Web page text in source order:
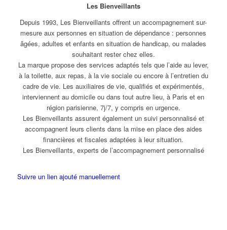
Les Bienveillants
Depuis 1993, Les Bienveillants offrent un accompagnement sur-
mesure aux personnes en situation de dépendance : personnes
âgées, adultes et enfants en situation de handicap, ou malades
souhaitant rester chez elles.
La marque propose des services adaptés tels que l’aide au lever,
à la toilette, aux repas, à la vie sociale ou encore à l’entretien du
cadre de vie. Les auxiliaires de vie, qualifiés et expérimentés,
interviennent au domicile ou dans tout autre lieu, à Paris et en
région parisienne, 7j/7, y compris en urgence.
Les Bienveillants assurent également un suivi personnalisé et
accompagnent leurs clients dans la mise en place des aides
financières et fiscales adaptées à leur situation.
Les Bienveillants, experts de l’accompagnement personnalisé
Suivre un lien ajouté manuellement